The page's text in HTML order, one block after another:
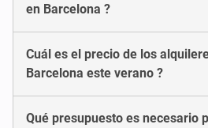
en Barcelona ?
Cuál es el precio de los
Barcelona este verano ?
Qué presupuesto es necesario